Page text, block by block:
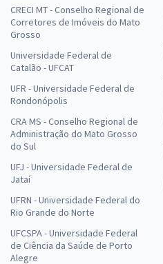
CRECI MT - Conselho Regional de
Corretores de Imóveis do Mato
Grosso
Universidade Federal de
Catalão - UFCAT
UFR - Universidade Federal de
Rondonópolis
CRA MS - Conselho Regional de
Administração do Mato Grosso
do Sul
UFJ - Universidade Federal de
Jataí
UFRN - Universidade Federal do
Rio Grande do Norte
UFCSPA - Universidade Federal
de Ciência da Saúde de Porto
Alegre